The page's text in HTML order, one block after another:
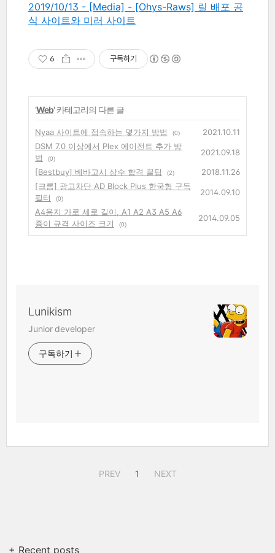
2019/10/13 - [Media] - [Ohys-Raws] 릴 배포 공
식 사이트와 미러 사이트
6 구독하기
'Web' 카테고리의 다른 글
Nyaa 사이트에 접속하는 몇가지 방법 (0)
2021.10.11
DSM 7.0 이상에서 Plex 에이전트 추가 방
법
(0)
2021.09.18
[Bestbuy] 베바고시 삼수 합격 꿀팁
(2)
2018.11.26
[크롬] 광고차단 AD Block Plus 한국형 구독
필터
(0)
2014.09.10
A4용지 가로 세로 길이, A1 A2 A3 A5 A6
종이 규격 사이즈 크기
(0)
2014.09.05
Lunikism
Junior developer
구독하기
PREV 1 NEXT
+ Recent posts